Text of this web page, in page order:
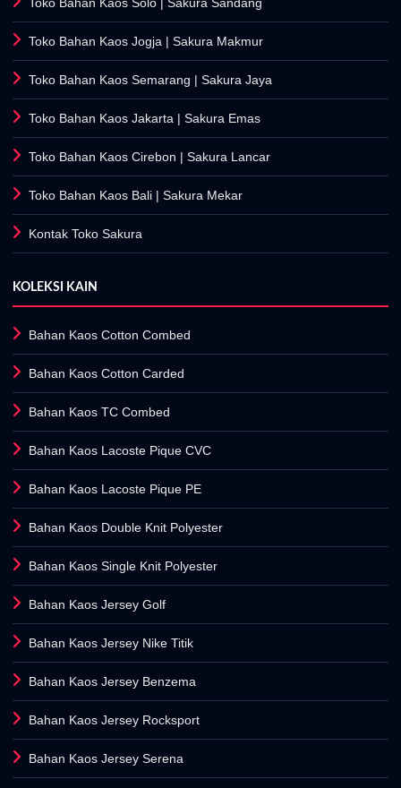
Toko Bahan Kaos Jogja | Sakura Makmur
Toko Bahan Kaos Semarang | Sakura Jaya
Toko Bahan Kaos Jakarta | Sakura Emas
Toko Bahan Kaos Cirebon | Sakura Lancar
Toko Bahan Kaos Bali | Sakura Mekar
Kontak Toko Sakura
KOLEKSI KAIN
Bahan Kaos Cotton Combed
Bahan Kaos Cotton Carded
Bahan Kaos TC Combed
Bahan Kaos Lacoste Pique CVC
Bahan Kaos Lacoste Pique PE
Bahan Kaos Double Knit Polyester
Bahan Kaos Single Knit Polyester
Bahan Kaos Jersey Golf
Bahan Kaos Jersey Nike Titik
Bahan Kaos Jersey Benzema
Bahan Kaos Jersey Rocksport
Bahan Kaos Jersey Serena